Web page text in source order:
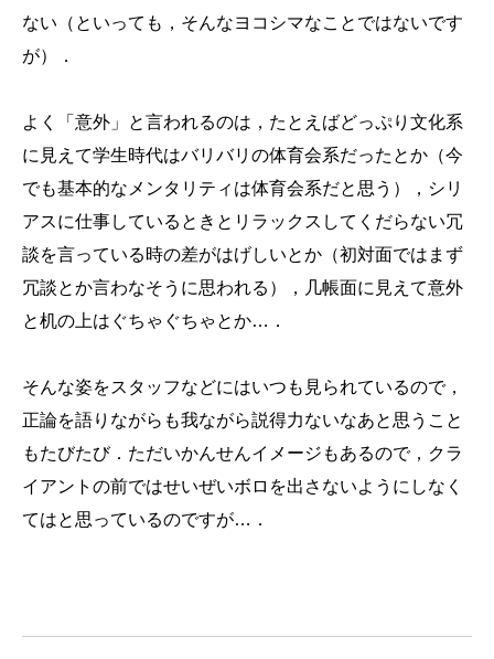
ない（といっても，そんなヨコシマなことではないです
が）．
よく「意外」と言われるのは，たとえばどっぷり文化系
に見えて学生時代はバリバリの体育会系だったとか（今
でも基本的なメンタリティは体育会系だと思う），シリ
アスに仕事しているときとリラックスしてくだらない冗
談を言っている時の差がはげしいとか（初対面ではまず
冗談とか言わなそうに思われる），几帳面に見えて意外
と机の上はぐちゃぐちゃとか…．
そんな姿をスタッフなどにはいつも見られているので，
正論を語りながらも我ながら説得力ないなあと思うこと
もたびたび．ただいかんせんイメージもあるので，クラ
イアントの前ではせいぜいボロを出さないようにしなく
てはと思っているのですが…．